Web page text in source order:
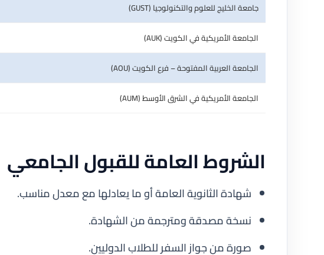
جامعة الخليج للعلوم والتكنولوجيا (GUST)
الجامعة الأمريكية في الكويت (AUK)
الجامعة العربية المفتوحة – فرع الكويت (AOU)
الجامعة الأمريكية في الشرق الأوسط (AUM)
الشروط العامة للقبول الجامعي
شهادة الثانوية العامة أو ما يعادلها مع معدل مناسب.
نسخة مصدقة ومترجمة من الشهادة.
صورة من جواز السفر للطلاب الدوليين.